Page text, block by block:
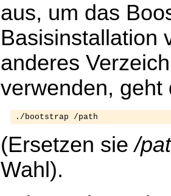
aus, um das
Basisinstallation
anderes
verwenden, geht
./bootstrap /path
(Ersetzen sie/
Wahl).